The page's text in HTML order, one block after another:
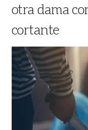
otra dama
cortante